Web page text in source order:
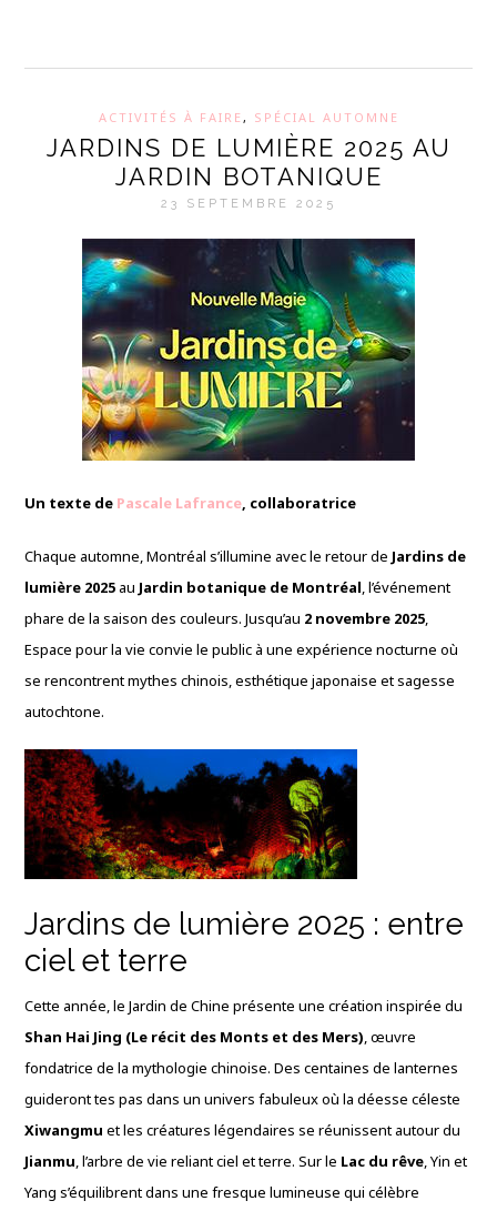
ACTIVITÉS À FAIRE, SPÉCIAL AUTOMNE
JARDINS DE LUMIÈRE 2025 AU
JARDIN BOTANIQUE
23 SEPTEMBRE 2025
Un texte de Pascale Lafrance, collaboratrice
Chaque automne, Montréal s’illumine avec le retour de Jardins de
lumière 2025 au Jardin botanique de Montréal, l’événement
phare de la saison des couleurs. Jusqu’au 2 novembre 2025,
Espace pour la vie convie le public à une expérience nocturne où
se rencontrent mythes chinois, esthétique japonaise et sagesse
autochtone.
Jardins de lumière 2025 : entre
ciel et terre
Cette année, le Jardin de Chine présente une création inspirée du
Shan Hai Jing (Le récit des Monts et des Mers), œuvre
fondatrice de la mythologie chinoise. Des centaines de lanternes
guideront tes pas dans un univers fabuleux où la déesse céleste
Xiwangmu et les créatures légendaires se réunissent autour du
Jianmu, l’arbre de vie reliant ciel et terre. Sur le Lac du rêve, Yin et
Yang s’équilibrent dans une fresque lumineuse qui célèbre